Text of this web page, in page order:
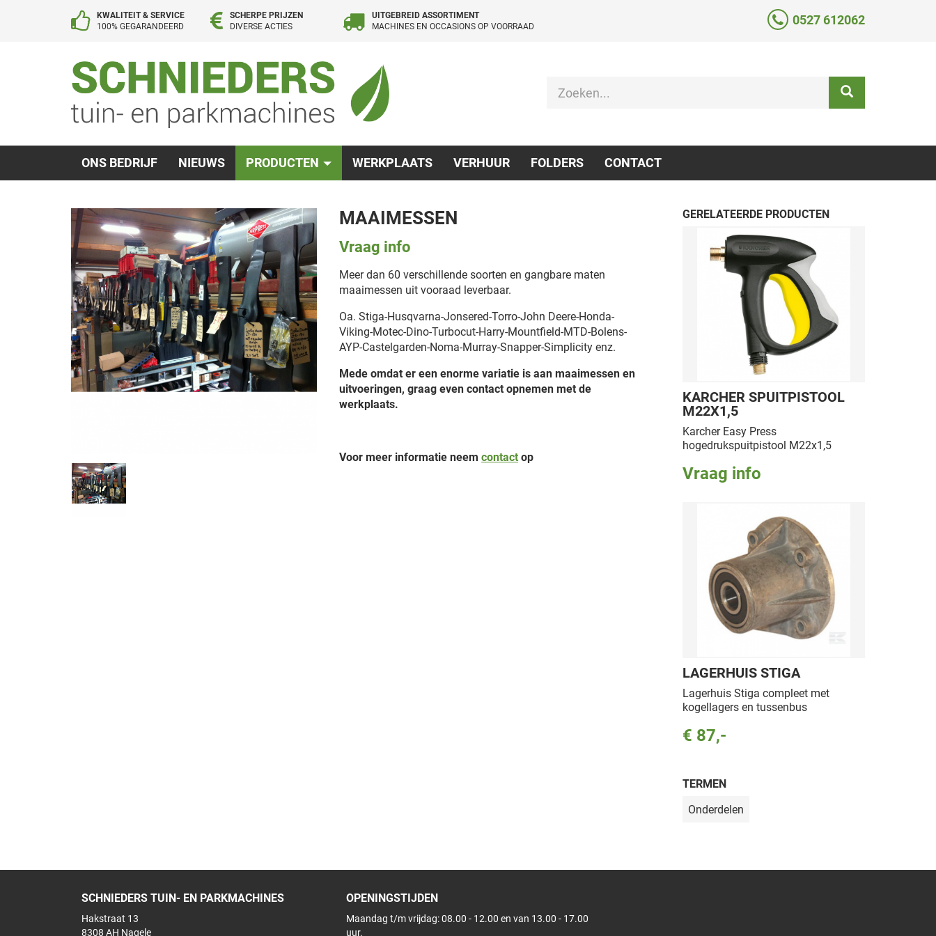
KWALITEIT & SERVICE
100% GEGARANDEERD
SCHERPE PRIJZEN
DIVERSE ACTIES
UITGEBREID ASSORTIMENT
MACHINES EN OCCASIONS OP VOORRAAD
0527 612062
ONS BEDRIJF NIEUWS PRODUCTEN WERKPLAATS VERHUUR FOLDERS CONTACT
MAAIMESSEN
Vraag info
Meer dan 60 verschillende soorten en gangbare maten
maaimessen uit vooraad leverbaar.
Oa. Stiga-Husqvarna-Jonsered-Torro-John Deere-Honda-
Viking-Motec-Dino-Turbocut-Harry-Mountfield-MTD-Bolens-
AYP-Castelgarden-Noma-Murray-Snapper-Simplicity enz.
Mede omdat er een enorme variatie is aan maaimessen en
uitvoeringen, graag even contact opnemen met de
werkplaats.
Voor meer informatie neemcontactop
GERELATEERDE PRODUCTEN
KARCHER SPUITPISTOOL
M22X1,5
Karcher Easy Press
hogedrukspuitpistool M22x1,5
Vraag info
LAGERHUIS STIGA
Lagerhuis Stiga compleet met
kogellagers en tussenbus
€ 87,-
TERMEN
Onderdelen
SCHNIEDERS TUIN- EN PARKMACHINES
Hakstraat 13
8308 AH Nagele
OPENINGSTIJDEN
Maandag t/m vrijdag: 08.00 - 12.00 en van 13.00 - 17.00
uur.